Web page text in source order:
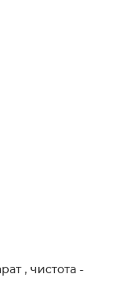
, чистота -